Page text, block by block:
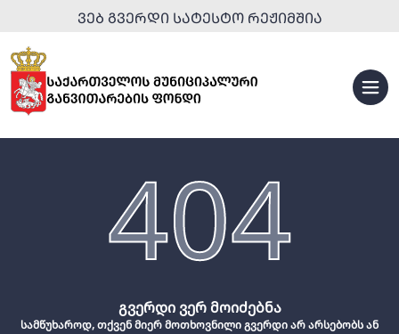
ᲕᲔᲑ ᲒᲕᲔᲠᲓᲘ ᲡᲐᲢᲔᲡᲢᲝ ᲠᲔᲟᲘᲛᲨᲘᲐ
404
გვერდი ვერ მოიძებნა
სამწუხაროდ, თქვენ მიერ მოთხოვნილი გვერდი არ არსებობს ან